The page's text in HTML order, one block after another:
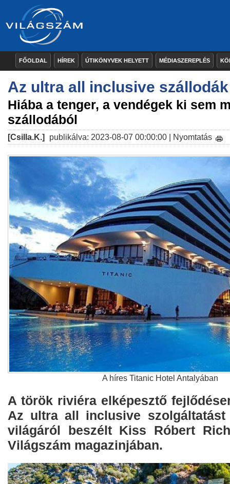
FŐOLDAL HÍREK ÚTIKÖNYVEK HELYETT MÉDIASZEREPLÉS
Az ultra all inclusive
Hiába a tenger, a vendégek ki sem
szállodából
[Csilla.K.] publikálva: 2023-08-07 00:00:00 | Nyomtatás
A híres Titanic Hotel Antalyában
A török riviéra elképesztő
Az ultra all inclusive
világáról beszélt Kiss Róbert
Világszám magazinjában.